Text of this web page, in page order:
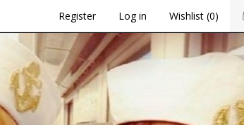
Register Log in Wishlist (0)